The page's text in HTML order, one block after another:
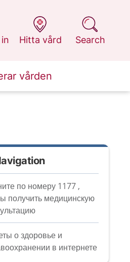
Hitta vård
at 1177.se
Search
at 1177.se
vården
по номеру 1177 ,
получить медицинскую
о здоровье и
в интернете